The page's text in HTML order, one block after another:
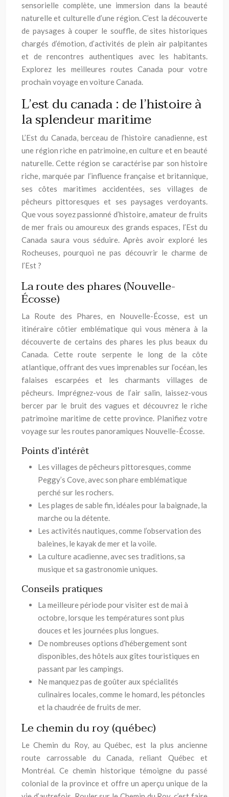
sensorielle complète, une immersion dans la beauté
naturelle et culturelle d’une région. C’est la découverte
de paysages à couper le souffle, de sites historiques
chargés d’émotion, d’activités de plein air palpitantes
et de rencontres authentiques avec les habitants.
Explorez les meilleures routes Canada pour votre
prochain voyage en voiture Canada.
L’est du canada : de l’histoire à
la splendeur maritime
L’Est du Canada, berceau de l’histoire canadienne, est
une région riche en patrimoine, en culture et en beauté
naturelle. Cette région se caractérise par son histoire
riche, marquée par l’influence française et britannique,
ses côtes maritimes accidentées, ses villages de
pêcheurs pittoresques et ses paysages verdoyants.
Que vous soyez passionné d’histoire, amateur de fruits
de mer frais ou amoureux des grands espaces, l’Est du
Canada saura vous séduire. Après avoir exploré les
Rocheuses, pourquoi ne pas découvrir le charme de
l’Est ?
La route des phares (Nouvelle-
Écosse)
La Route des Phares, en Nouvelle-Écosse, est un
itinéraire côtier emblématique qui vous mènera à la
découverte de certains des phares les plus beaux du
Canada. Cette route serpente le long de la côte
atlantique, offrant des vues imprenables sur l’océan, les
falaises escarpées et les charmants villages de
pêcheurs. Imprégnez-vous de l’air salin, laissez-vous
bercer par le bruit des vagues et découvrez le riche
patrimoine maritime de cette province. Planifiez votre
voyage sur les routes panoramiques Nouvelle-Écosse.
Points d’intérêt
Les villages de pêcheurs pittoresques, comme
Peggy’s Cove, avec son phare emblématique
perché sur les rochers.
Les plages de sable fin, idéales pour la baignade, la
marche ou la détente.
Les activités nautiques, comme l’observation des
baleines, le kayak de mer et la voile.
La culture acadienne, avec ses traditions, sa
musique et sa gastronomie uniques.
Conseils pratiques
La meilleure période pour visiter est de mai à
octobre, lorsque les températures sont plus
douces et les journées plus longues.
De nombreuses options d’hébergement sont
disponibles, des hôtels aux gîtes touristiques en
passant par les campings.
Ne manquez pas de goûter aux spécialités
culinaires locales, comme le homard, les pétoncles
et la chaudrée de fruits de mer.
Le chemin du roy (québec)
Le Chemin du Roy, au Québec, est la plus ancienne
route carrossable du Canada, reliant Québec et
Montréal. Ce chemin historique témoigne du passé
colonial de la province et offre un aperçu unique de la